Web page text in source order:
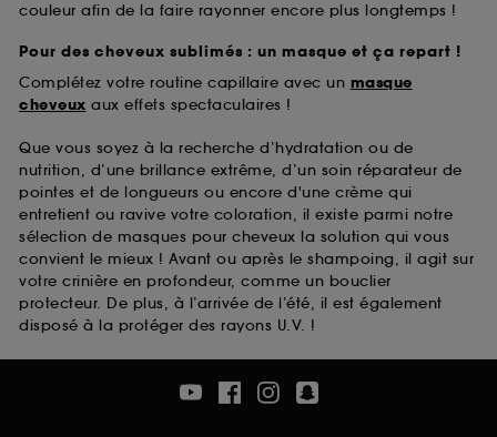
couleur afin de la faire rayonner encore plus longtemps !
Pour des cheveux sublimés : un masque et ça repart !
Complétez votre routine capillaire avec un masque
cheveux aux effets spectaculaires !
Que vous soyez à la recherche d’hydratation ou de
nutrition, d’une brillance extrême, d’un soin réparateur de
pointes et de longueurs ou encore d'une crème qui
entretient ou ravive votre coloration, il existe parmi notre
sélection de masques pour cheveux la solution qui vous
convient le mieux ! Avant ou après le shampoing, il agit sur
votre crinière en profondeur, comme un bouclier
protecteur. De plus, à l’arrivée de l’été, il est également
disposé à la protéger des rayons U.V. !